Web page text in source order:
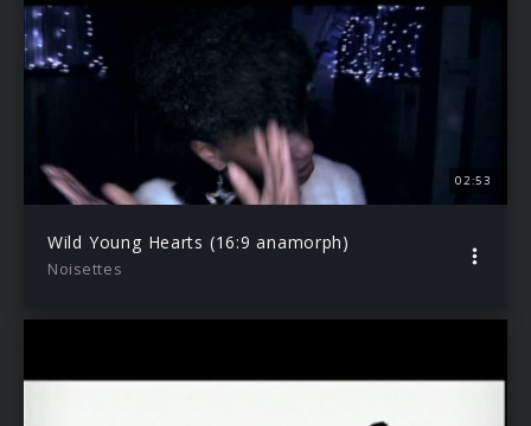
02:53
Wild Young Hearts (16:9 anamorph)
Noisettes